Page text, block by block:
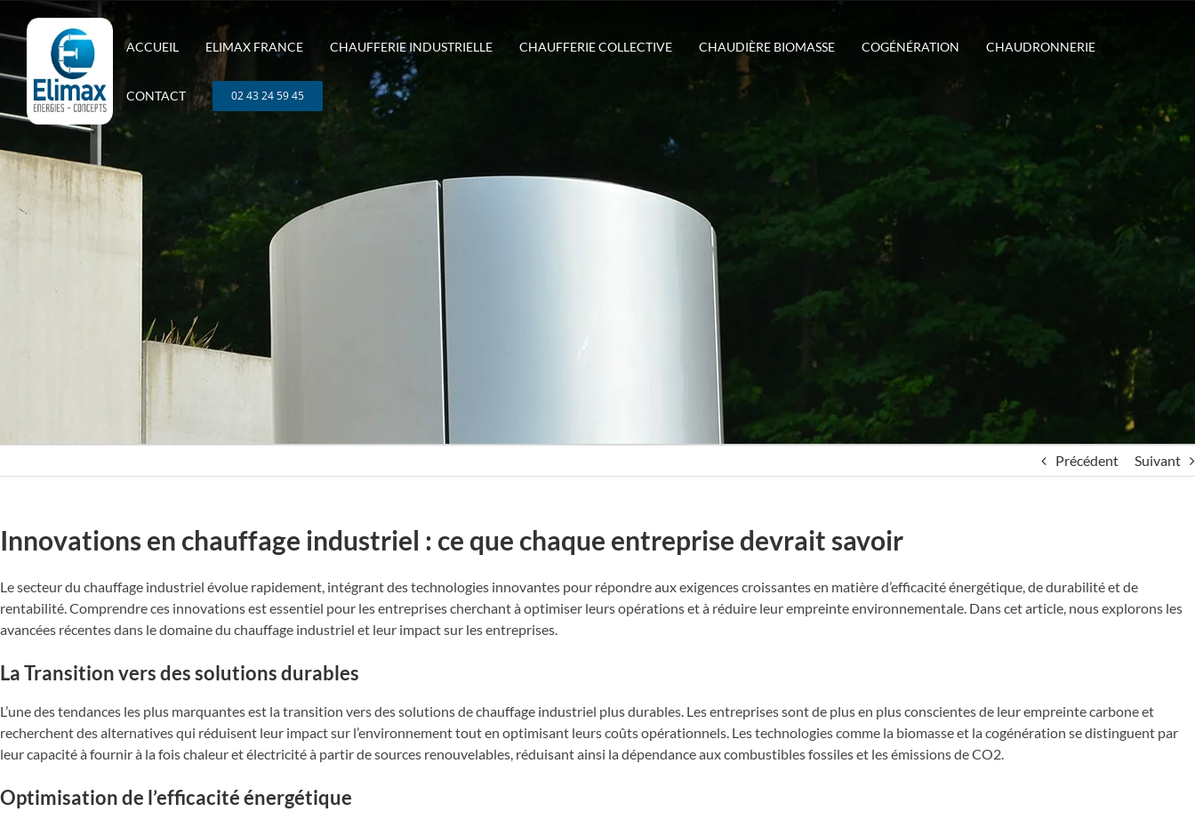
au
ACCUEIL ELIMAX FRANCE CHAUFFERIE INDUSTRIELLE CHAUFFERIE COLLECTIVE CHAUDIÈRE BIOMASSE COGÉNÉRATION CHAUDRONNERIE
CONTACT 02 43 24 59 45
Précédent Suivant
Innovations en chauffage industriel : ce que chaque entreprise devrait savoir
Le secteur du chauffage industriel évolue rapidement, intégrant des technologies innovantes pour répondre aux exigences croissantes en matière d’efficacité énergétique, de durabilité et de
rentabilité. Comprendre ces innovations est essentiel pour les entreprises cherchant à optimiser leurs opérations et à réduire leur empreinte environnementale. Dans cet article, nous explorons les
avancées récentes dans le domaine du chauffage industriel et leur impact sur les entreprises.
La Transition vers des solutions durables
L’une des tendances les plus marquantes est la transition vers des solutions de chauffage industriel plus durables. Les entreprises sont de plus en plus conscientes de leur empreinte carbone et
recherchent des alternatives qui réduisent leur impact sur l’environnement tout en optimisant leurs coûts opérationnels. Les technologies comme la biomasse et la cogénération se distinguent par
leur capacité à fournir à la fois chaleur et électricité à partir de sources renouvelables, réduisant ainsi la dépendance aux combustibles fossiles et les émissions de CO2.
Optimisation de l’efficacité énergétique